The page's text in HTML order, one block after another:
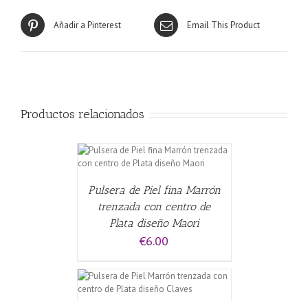
Añadir a Pinterest Email This Product
Productos relacionados
Pulsera de Piel fina Marrón
trenzada con centro de
Plata diseño Maori
€6.00